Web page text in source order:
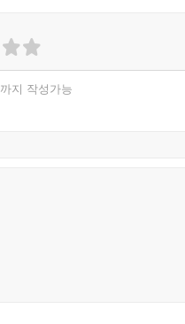
지 작성가능